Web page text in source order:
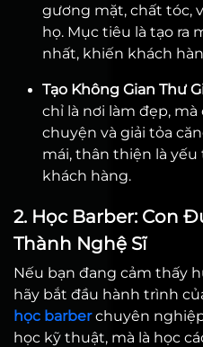
gương mặt, chất tóc,
họ. Mục tiêu là tạo ra
nhất, khiến khách
Tạo Không Gian Thư
chỉ là nơi làm đẹp,
chuyện và giải tỏa
mái, thân thiện là
khách hàng.
2. Học Barber: Con
Thành Nghệ Sĩ
Nếu bạn đang cảm thấy
hãy bắt đầu hành trình
học barberchuyên
học kỹ thuật, mà là học